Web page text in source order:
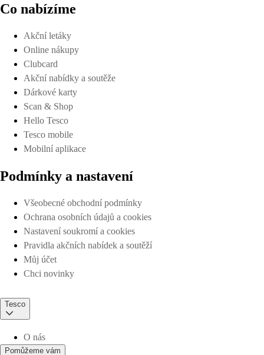
Co nabízíme
Akční letáky
Online nákupy
Clubcard
Akční nabídky a soutěže
Dárkové karty
Scan & Shop
Hello Tesco
Tesco mobile
Mobilní aplikace
Podmínky a nastavení
Všeobecné obchodní podmínky
Ochrana osobních údajů a cookies
Nastavení soukromí a cookies
Pravidla akčních nabídek a soutěží
Můj účet
Chci novinky
Tesco
O nás
Pomůžeme vám